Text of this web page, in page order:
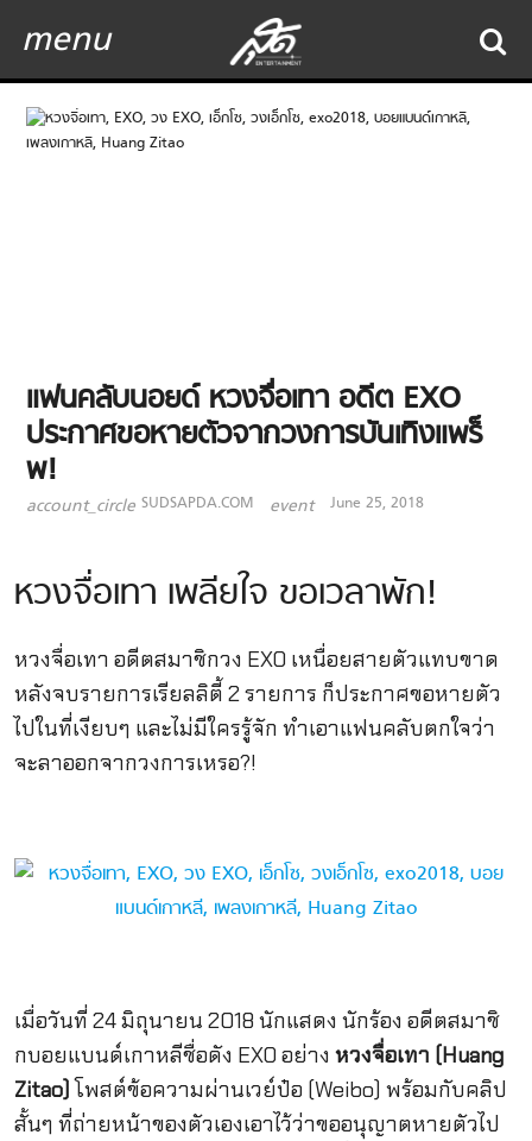
menu
แฟนคลับนอยด์ หวงจื่อเทา อดีต EXO
ประกาศขอหายตัวจากวงการบันเทิงแพร็
พ!
account_circle SUDSAPDA.COM event June 25, 2018
หวงจื่อเทา เพลียใจ ขอเวลาพัก!
หวงจื่อเทา อดีตสมาชิกวง EXO เหนื่อยสายตัวแทบขาด
หลังจบรายการเรียลลิตี้ 2 รายการ ก็ประกาศขอหายตัว
ไปในที่เงียบๆ และไม่มีใครรู้จัก ทำเอาแฟนคลับตกใจว่า
จะลาออกจากวงการเหรอ?!
เมื่อวันที่ 24 มิถุนายน 2018 นักแสดง นักร้อง อดีตสมาชิ
กบอยแบนด์เกาหลีชื่อดัง EXO อย่าง หวงจื่อเทา (Huang
Zitao)โพสต์ข้อความผ่านเวย์ป๋อ (Weibo) พร้อมกับคลิป
สั้นๆ ที่ถ่ายหน้าของตัวเองเอาไว้ว่าขออนุญาตหายตัวไป